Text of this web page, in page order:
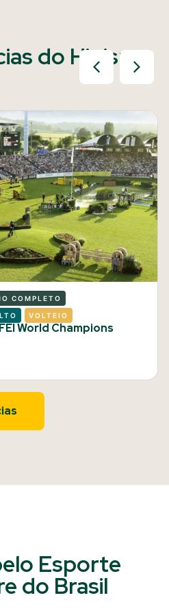
do Hipismo
COMPLETO
VOLTEIO
World Champions
Esporte
do Brasil​